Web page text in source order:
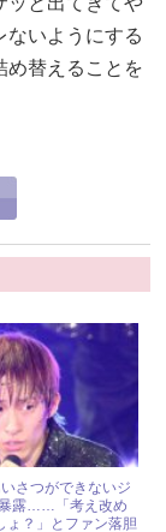
ないようにする
め替えることを
さつができないジ
暴露……「考え改め
ょ？」とファン落胆